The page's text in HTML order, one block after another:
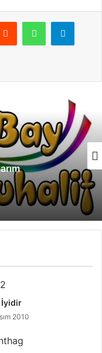
WhatsApp
İyidir
2010